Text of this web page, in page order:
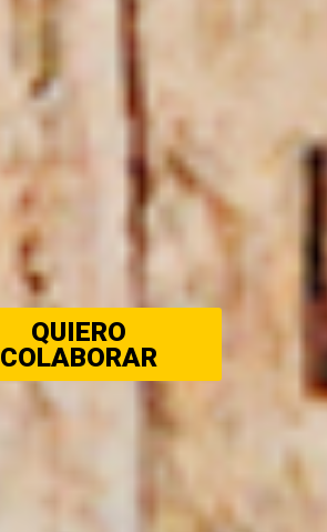
QUIERO
COLABORAR